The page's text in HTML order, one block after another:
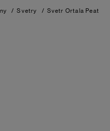
/ Svetry / Svetr Ortala Peat